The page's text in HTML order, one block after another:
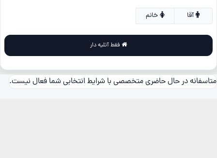
خانم
متاسفانه در حال حاضری متخصصی با شرایط انتخابی شما فعال نیست.